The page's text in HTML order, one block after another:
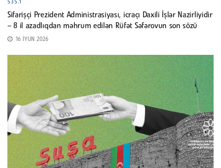
535.1
Sifarişçi Prezident Administrasiyası, icraçı Daxili İşlər Nazirliyidir
– 8 il azadlıqdan məhrum edilən Rüfət Səfərovun son sözü
16 İYUN 2026